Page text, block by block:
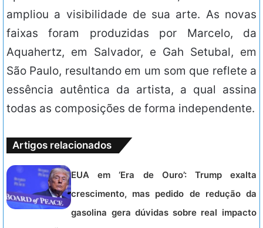
ampliou a visibilidade de sua arte. As novas
faixas foram produzidas por Marcelo, da
Aquahertz, em Salvador, e Gah Setubal, em
São Paulo, resultando em um som que reflete a
essência autêntica da artista, a qual assina
todas as composições de forma independente.
Artigos relacionados
EUA em ‘Era de Ouro’: Trump exalta
crescimento, mas pedido de redução da
gasolina gera dúvidas sobre real impacto